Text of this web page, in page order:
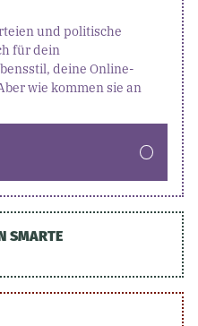
und politische
für dein
deine Online-
wie kommen sie an
SMARTE